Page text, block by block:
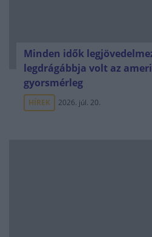
Minden idők
legdrágábbja volt az
gyorsmérleg
HÍREK 2026. júl. 20.